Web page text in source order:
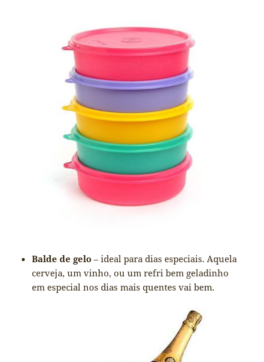
Balde de gelo – ideal para dias especiais. Aquela
cerveja, um vinho, ou um refri bem geladinho
em especial nos dias mais quentes vai bem.